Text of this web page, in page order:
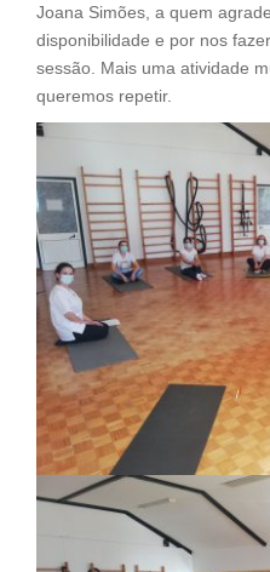
Joana Simões, a quem
disponibilidade e por nos
sessão. Mais uma atividade
queremos repetir.